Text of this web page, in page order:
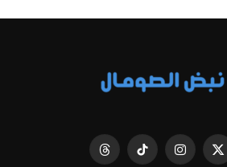
X
الانستغرامتيكتوك Threads